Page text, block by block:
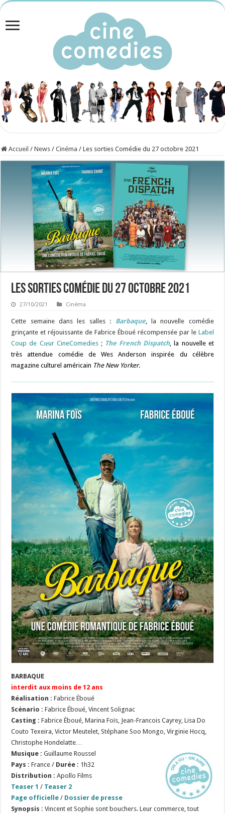
Accueil / News / Cinéma / Les sorties Comédie du 27 octobre 2021
Les sorties Comédie du 27 octobre 2021
27/10/2021 Cinéma
Cette semaine dans les salles : Barbaque,la nouvelle comédie
grinçante et réjouissante de Fabrice Éboué récompensée par le Label
Coup de Cœur CineComedies; The French Dispatch, la nouvelle et
très attendue comédie de Wes Anderson inspirée du célèbre
magazine culturel américain The New Yorker.
BARBAQUE
interdit aux moins de 12 ans
Réalisation : Fabrice Éboué
Scénario : Fabrice Éboué, Vincent Solignac
Casting : Fabrice Éboué, Marina Foïs, Jean-Francois Cayrey, Lisa Do
Couto Texeira, Victor Meutelet, Stéphane Soo Mongo, Virginie Hocq,
Christophe Hondelatte…
Musique : Guillaume Roussel
Pays : France / Durée : 1h32
Distribution : Apollo Films
Teaser 1 / Teaser 2
Page officielle / Dossier de presse
Synopsis :Vincent et Sophie sont bouchers. Leur commerce, tout